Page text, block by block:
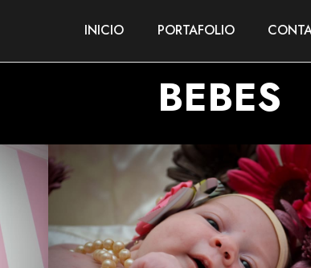
INICIO PORTAFOLIO
BEBES